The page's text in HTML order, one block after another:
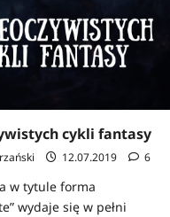
cykli fantasy
12.07.2019 6
w tytule forma
wydaje się w pełni